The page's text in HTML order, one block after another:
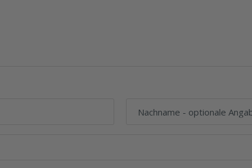
Nachname - optionale